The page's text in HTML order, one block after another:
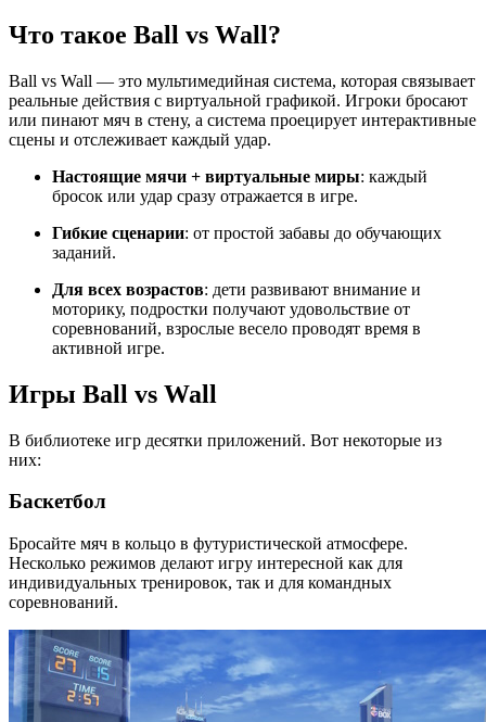
Что такое Ball vs Wall?
Ball vs Wall — это мультимедийная система, которая связывает
реальные действия с виртуальной графикой. Игроки бросают
или пинают мяч в стену, а система проецирует интерактивные
сцены и отслеживает каждый удар.
Настоящие мячи + виртуальные миры: каждый
бросок или удар сразу отражается в игре.
Гибкие сценарии: от простой забавы до обучающих
заданий.
Для всех возрастов: дети развивают внимание и
моторику, подростки получают удовольствие от
соревнований, взрослые весело проводят время в
активной игре.
Игры Ball vs Wall
В библиотеке игр десятки приложений. Вот некоторые из
них:
Баскетбол
Бросайте мяч в кольцо в футуристической атмосфере.
Несколько режимов делают игру интересной как для
индивидуальных тренировок, так и для командных
соревнований.